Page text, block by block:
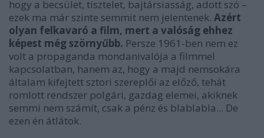
hogy a becsület, tisztelet, bajtársiasság, adott szó –
ezek ma már szinte semmit nem jelentenek. Azért
olyan felkavaró a film, mert a valóság ehhez
képest még szörnyűbb. Persze 1961-ben nem ez
volt a propaganda mondanivalója a filmmel
kapcsolatban, hanem az, hogy a majd nemsokára
általam kifejtett sztori szereplői az előző, tehát
romlott rendszer polgári, gazdag elemei, akiknek
semmi nem számít, csak a pénz és blablabla... De
ezen én átlátok.